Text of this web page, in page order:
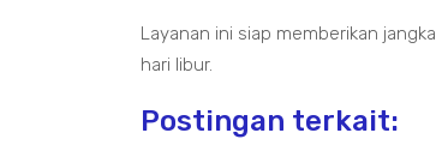
Layanan ini siap memberikan
hari libur.
Postingan terkait: